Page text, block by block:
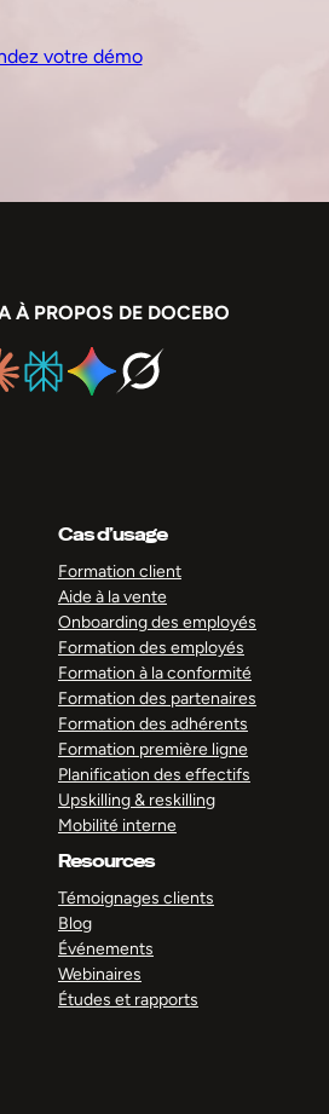
votre démo
À PROPOS DE DOCEBO
Cas d’usage
Formation client
Aide à la vente
Onboarding des employés
Formation des employés
Formation à la conformité
Formation des partenaires
Formation des adhérents
Formation première ligne
Planification des effectifs
Upskilling & reskilling
Mobilité interne
Resources
Témoignages clients
Blog
Événements
Webinaires
Études et rapports